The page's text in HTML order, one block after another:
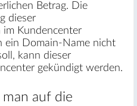
Betrag. Die
dieser
im Kundencenter
ein Domain-Name nicht
kann dieser
gekündigt werden.
auf die